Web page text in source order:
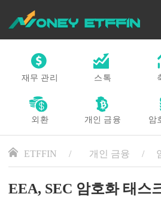
재무 관리 스톡
외환 개인 금융 암
ETFFIN 개인 금융
EEA, SEC 암호화 태스